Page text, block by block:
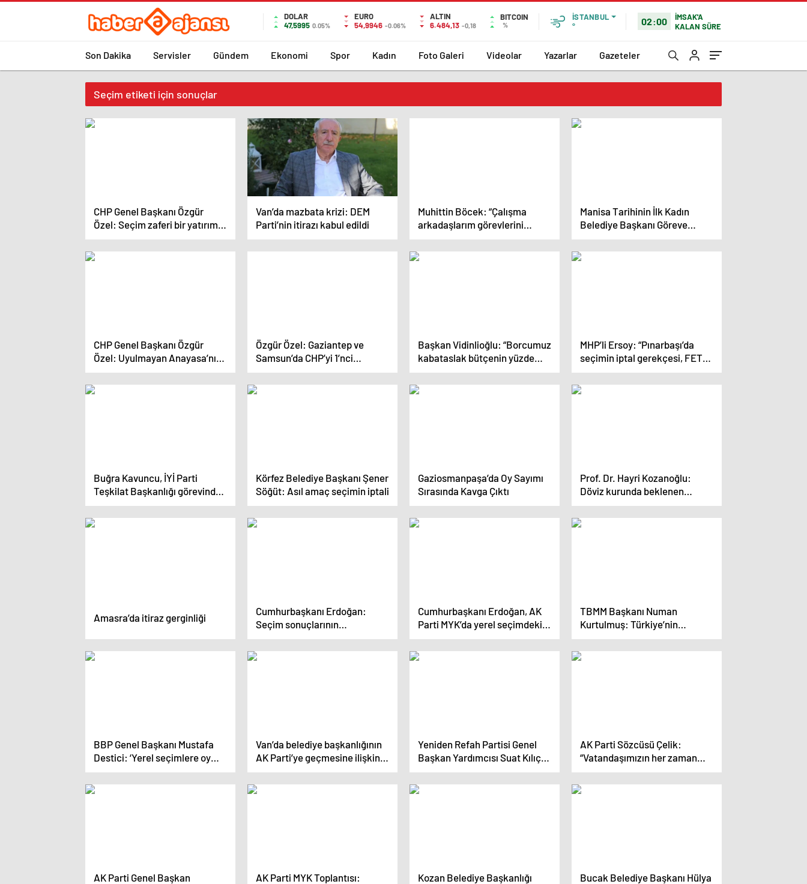
DOLAR
47,5995 0.05%
EURO
54,9946 -0.06%
ALTIN
6.484,13 -0,18
BITCOIN
%
İSTANBUL
°
02:00
İMSAK'A
KALAN SÜRE
Son Dakika Servisler Gündem Ekonomi Spor Kadın Foto Galeri Videolar Yazarlar Gazeteler
Seçim etiketi için sonuçlar
CHP Genel Başkanı Özgür
Özel: Seçim zaferi bir yatırım
kredisidir
Van’da mazbata krizi: DEM
Parti’nin itirazı kabul edildi
Muhittin Böcek: “Çalışma
arkadaşlarım görevlerini
aksatmayacak, siyaset
yapmayacak”
Manisa Tarihinin İlk Kadın
Belediye Başkanı Göreve
Başladı
CHP Genel Başkanı Özgür
Özel: Uyulmayan Anayasa’nın
değişikliğinin müzakeresi
olmaz
Özgür Özel: Gaziantep ve
Samsun’da CHP’yi 1’nci
yapmazsam gözüm açık gider
Başkan Vidinlioğlu: “Borcumuz
kabataslak bütçenin yüzde
20-25’ine tekabül eder”
MHP’li Ersoy: “Pınarbaşı’da
seçimin iptal gerekçesi, FETÖ
militanlarının provokasyonu ile
üstü kapatılmaya çalışılan oy
hırsızlığıdır”
Buğra Kavuncu, İYİ Parti
Teşkilat Başkanlığı görevinden
istifa etti
Körfez Belediye Başkanı Şener
Söğüt: Asıl amaç seçimin iptali
Gaziosmanpaşa’da Oy Sayımı
Sırasında Kavga Çıktı
Prof. Dr. Hayri Kozanoğlu:
Döviz kurunda beklenen
sıçrama gerçekleşmeyince
küçük yatırımcılar satışa
geçebilir
Amasra’da itiraz gerginliği
Cumhurbaşkanı Erdoğan:
Seçim sonuçlarının
sorumluluğundan
kaçınamazsınız
Cumhurbaşkanı Erdoğan, AK
Parti MYK’da yerel seçimdeki
oy kaybını değerlendirdi
TBMM Başkanı Numan
Kurtulmuş: Türkiye’nin
katılımcı bir anayasa yapma
imkanı var
BBP Genel Başkanı Mustafa
Destici: ‘Yerel seçimlere oy
hesabıyla girmedik’
Van’da belediye başkanlığının
AK Parti’ye geçmesine ilişkin
Selahattin Demirtaş’tan ilk
sözler
Yeniden Refah Partisi Genel
Başkan Yardımcısı Suat Kılıç:
Bugün erken seçimi konuşmak
için çok erken
AK Parti Sözcüsü Çelik:
“Vatandaşımızın her zaman
verdiği mesaj aslında bizim için
bir yol haritasıdır”
AK Parti Genel Başkan
AK Parti MYK Toplantısı:
Kozan Belediye Başkanlığı
Bucak Belediye Başkanı Hülya